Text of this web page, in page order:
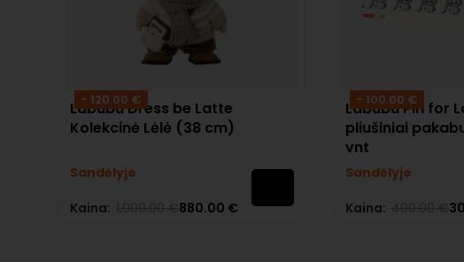
- 120.00 €
Labubu Dress be Latte
Kolekcinė Lėlė (38 cm)
Sandėlyje
Įvertinimas:
Kaina: 880.00 €
- 100.00 €
Labubu Pin for
pliušiniai
vnt
Sandėlyje
Įvertinimas:
Kaina: